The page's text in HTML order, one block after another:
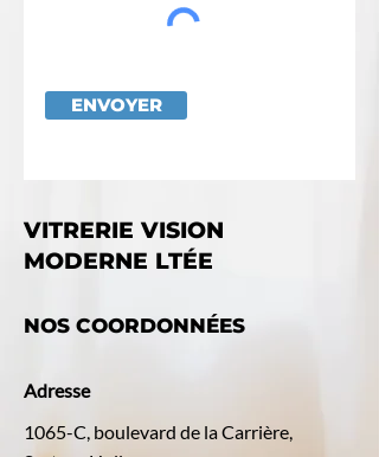
ENVOYER
VITRERIE VISION
MODERNE LTÉE
Adresse
1065-C, boulevard de la Carrière,
NOS COORDONNÉES